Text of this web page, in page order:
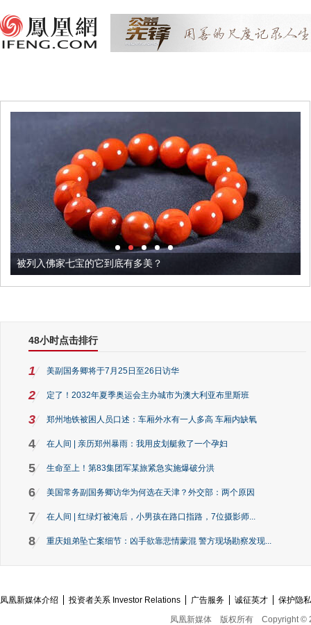
被列入佛家七宝的它到底有多美？
48小时点击排行
1 美副国务卿将于7月25日至26日访华
2 定了！2032年夏季奥运会主办城市为澳大利亚布里斯班
3 郑州地铁被困人员口述：车厢外水有一人多高 车厢内缺氧
4 在人间 | 亲历郑州暴雨：我用皮划艇救了一个孕妇
5 生命至上！第83集团军某旅紧急实施爆破分洪
6 美国常务副国务卿访华为何选在天津？外交部：两个原因
7 在人间 | 红绿灯被淹后，小男孩在路口指路，7位摄影师...
8 重庆姐弟坠亡案细节：凶手欲靠悲情蒙混 警方现场勘察发现...
凤凰新媒体介绍 投资者关系 Investor Relations 广告服务 诚征英才
保护隐
凤凰新媒体
版权所有 Copyright ©